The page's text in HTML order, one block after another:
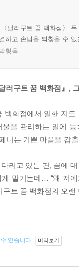
달러구트 꿈 백화점〉
하고 손님을 되찾을 수
형욱
러구트 꿈 백화점』,
백화점에서 일한 지
울을 관리하는 일에
니는 기쁜 마음을 감
리고 있는 건, 꿈에
맡기는데… “왜 저
구트 꿈 백화점의 오
있습니다. 미리보기